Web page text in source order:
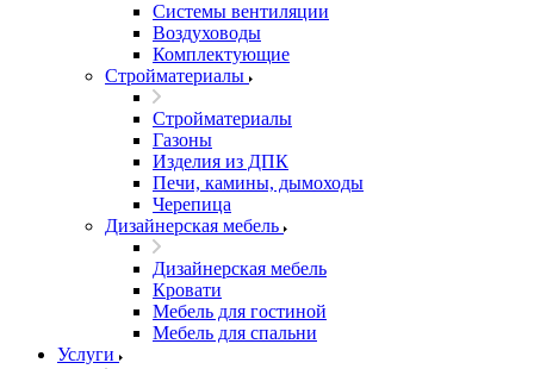
Системы вентиляции
Воздуховоды
Комплектующие
Стройматериалы
Стройматериалы
Газоны
Изделия из ДПК
Печи, камины, дымоходы
Черепица
Дизайнерская мебель
Дизайнерская мебель
Кровати
Мебель для гостиной
Мебель для спальни
Услуги